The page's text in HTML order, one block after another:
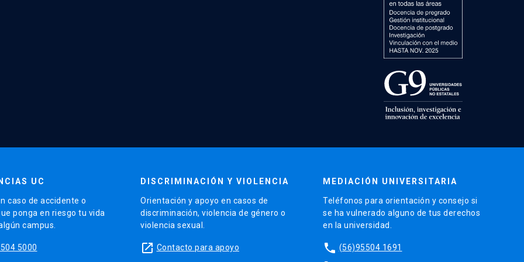
UC
caso de accidente o
ponga en riesgo tu vida
campus.
5000
DISCRIMINACIÓN Y VIOLENCIA
Orientación y apoyo en casos de
discriminación, violencia de género o
violencia sexual.
launch Contacto para apoyo
MEDIACIÓN UNIVERSITARIA
Teléfonos para orientación y consejo si
se ha vulnerado alguno de tus derechos
en la universidad.
phone (56)95504 1691